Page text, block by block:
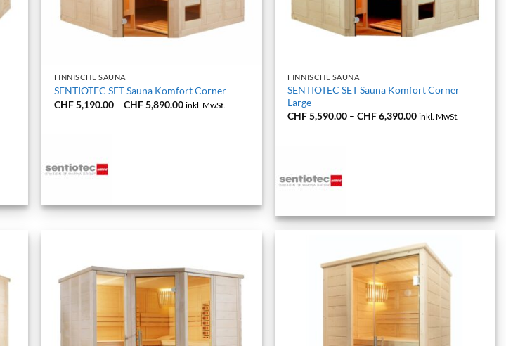
FINNISCHE SAUNA
SENTIOTEC SET Sauna Komfort Corner
CHF5,190.00 – CHF5,890.00Preisspanne:
inkl. MwSt.
FINNISCHE SAUNA
SENTIOTEC SET Sauna Komfort Corner
Large
CHF5,590.00 –CHF6,390.00Preisspanne:
inkl. MwSt.